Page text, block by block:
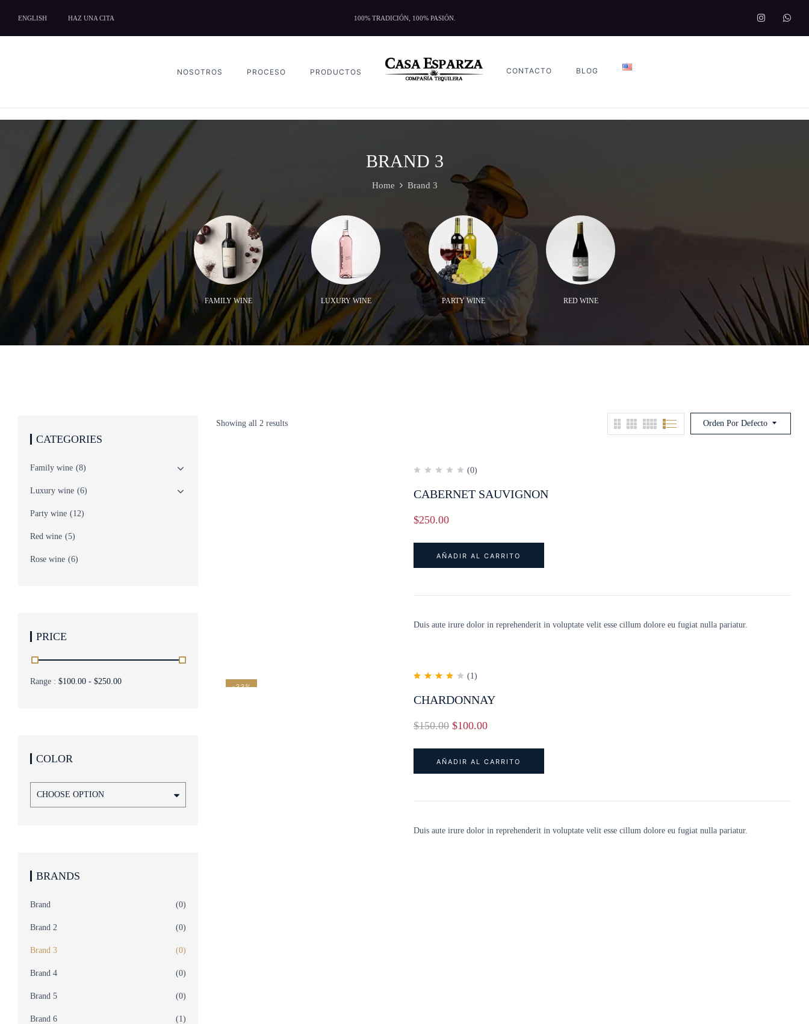
ENGLISH HAZ UNA CITA 100% TRADICIÓN, 100% PASIÓN.
NOSOTROS PROCESO PRODUCTOS CONTACTO BLOG
BRAND 3
Home Brand 3
ROSE WINE FAMILY WINE LUXURY WINE PARTY WINE RED WINE ROSE WINE
CATEGORIES
Family wine (8)
Luxury wine (6)
Party wine (12)
Red wine (5)
Rose wine (6)
PRICE
Range : $100.00 - $250.00
COLOR
CHOOSE OPTION
BRANDS
Brand (0)
Brand 2 (0)
Brand 3 (0)
Brand 4 (0)
Brand 5 (0)
Brand 6 (1)
Orden Por Defecto
Showing all 2 results
(0)
CABERNET SAUVIGNON
$250.00
AÑADIR AL CARRITO
Duis aute irure dolor in reprehenderit in voluptate velit esse cillum dolore eu fugiat nulla pariatur.
-33%
4.00de 5
(1)
CHARDONNAY
$150.00 $100.00
AÑADIR AL CARRITO
Duis aute irure dolor in reprehenderit in voluptate velit esse cillum dolore eu fugiat nulla pariatur.